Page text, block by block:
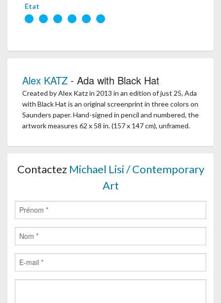
État
Alex KATZ - Ada with Black Hat
Created by Alex Katz in 2013 in an edition of just 25, Ada
with Black Hat is an original screenprint in three colors on
Saunders paper. Hand-signed in pencil and numbered, the
artwork measures 62 x 58 in. (157 x 147 cm), unframed.
Contactez Michael Lisi / Contemporary
Art